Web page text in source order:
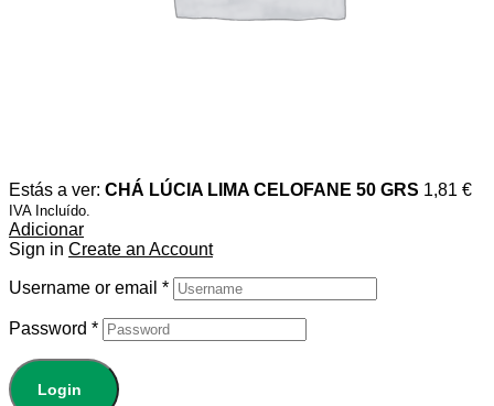
Estás a ver: CHÁ LÚCIA LIMA CELOFANE 50 GRS 1,81 €
IVA Incluído.
Adicionar
Sign in Create an Account
Username or email *
Password *
Login